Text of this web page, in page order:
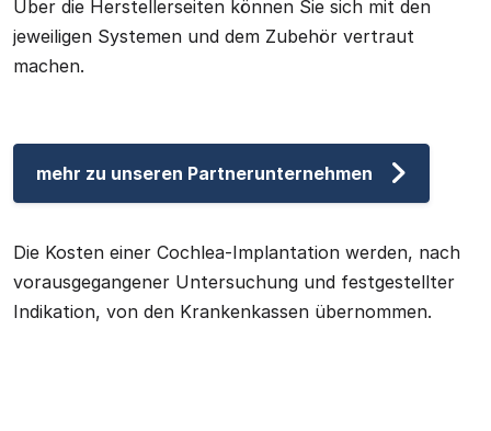
Über die Herstellerseiten können Sie sich mit den
jeweiligen Systemen und dem Zubehör vertraut
machen.
mehr zu unseren Partnerunternehmen
Die Kosten einer Cochlea-Implantation werden, nach
vorausgegangener Untersuchung und festgestellter
Indikation, von den Krankenkassen übernommen.